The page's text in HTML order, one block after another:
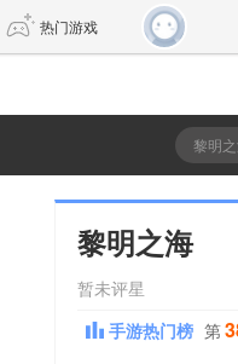
热门游戏
新仙侠5
黎明之海
暂未评星
手游热门榜 第